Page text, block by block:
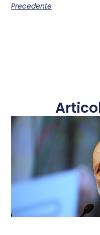
Precedente